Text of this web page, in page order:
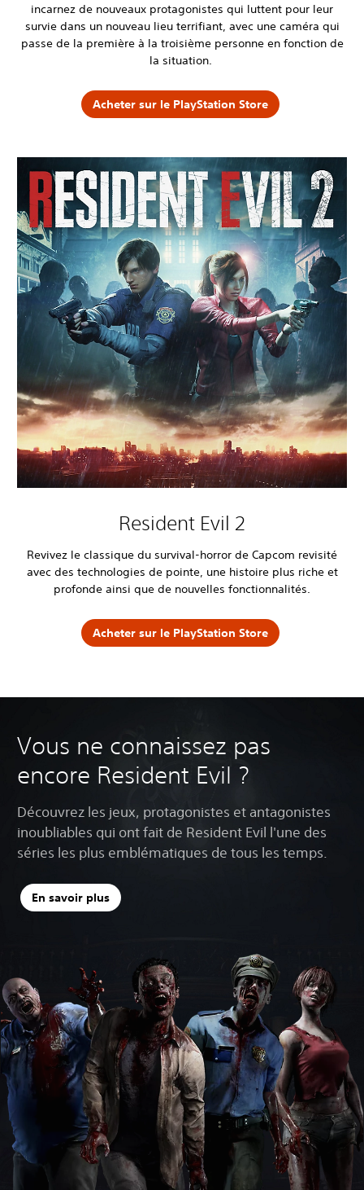
incarnez de nouveaux protagonistes qui luttent pour leur
survie dans un nouveau lieu terrifiant, avec une caméra qui
passe de la première à la troisième personne en fonction de
la situation.
Acheter sur le PlayStation Store
Resident Evil 2
Revivez le classique du survival-horror de Capcom revisité
avec des technologies de pointe, une histoire plus riche et
profonde ainsi que de nouvelles fonctionnalités.
Acheter sur le PlayStation Store
Vous ne connaissez pas
encore Resident Evil ?
Découvrez les jeux, protagonistes et antagonistes
inoubliables qui ont fait de Resident Evil l'une des
séries les plus emblématiques de tous les temps.
En savoir plus